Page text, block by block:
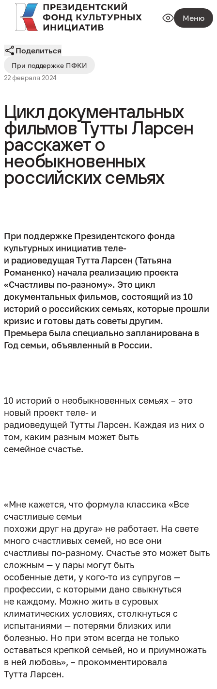
Меню
При поддержке ПФКИ
22 февраля 2024
Поделиться
Цикл документальных
фильмов Тутты Ларсен
расскажет о
необыкновенных
российских семьях
При поддержке Президентского фонда
культурных инициатив теле-
и радиоведущая Тутта Ларсен (Татьяна
Романенко) начала реализацию проекта
«Счастливы по-разному». Это цикл
документальных фильмов, состоящий из 10
историй о российских семьях, которые прошли
кризис и готовы дать советы другим.
Премьера была специально запланирована в
Год семьи, объявленный в России.
10 историй о необыкновенных семьях – это
новый проект теле- и
радиоведущей Тутты Ларсен. Каждая из них о
том, каким разным может быть
семейное счастье.
«Мне кажется, что формула классика «Все
счастливые семьи
похожи друг на друга» не работает. На свете
много счастливых семей, но все они
счастливы по-разному. Счастье это может быть
сложным — у пары могут быть
особенные дети, у кого-то из супругов —
профессии, с которыми дано свыкнуться
не каждому. Можно жить в суровых
климатических условиях, столкнуться с
испытаниями — потерями близких или
болезнью. Но при этом всегда не только
оставаться крепкой семьей, но и приумножать
в ней любовь», – прокомментировала
Тутта Ларсен.